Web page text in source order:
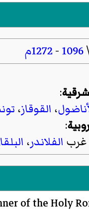
1096
- 1272م
:
، القوقاز،
:
غرب الفلاندر،